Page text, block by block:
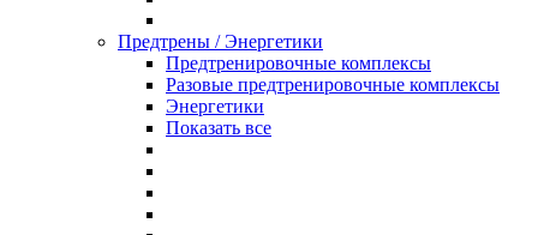
Предтрены / Энергетики
Предтренировочные комплексы
Разовые предтренировочные комплексы
Энергетики
Показать все